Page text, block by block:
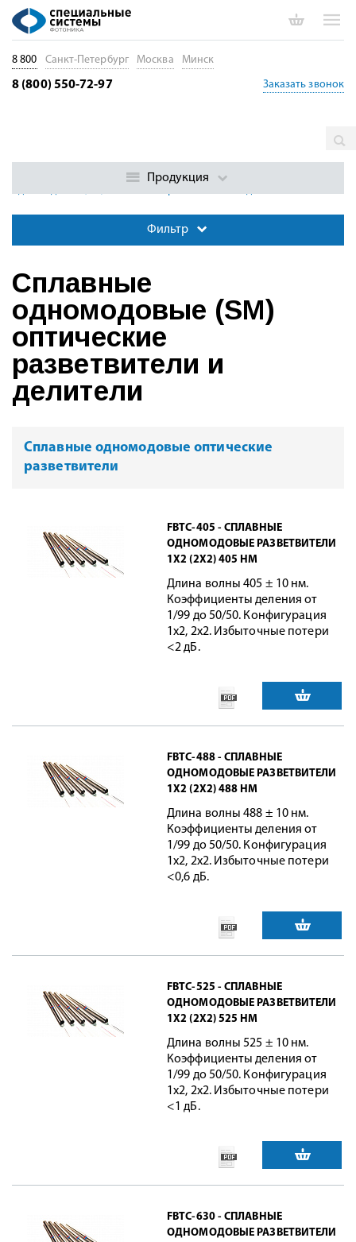
Волоконно-оптические разветвители и делители
Фильтр
Сплавные
одномодовые (SM)
оптические
разветвители и
делители
Сплавные одномодовые оптические
разветвители
FBTC-405 - СПЛАВНЫЕ
ОДНОМОДОВЫЕ РАЗВЕТВИТЕЛИ
1X2 (2X2) 405 НМ
Длина волны 405 ± 10 нм.
Коэффициенты деления от
1/99 до 50/50. Конфигурация
1x2, 2x2. Избыточные потери
<2 дБ.
FBTC-488 - СПЛАВНЫЕ
ОДНОМОДОВЫЕ РАЗВЕТВИТЕЛИ
1X2 (2X2) 488 НМ
Длина волны 488 ± 10 нм.
Коэффициенты деления от
1/99 до 50/50. Конфигурация
1x2, 2x2. Избыточные потери
<0,6 дБ.
FBTC-525 - СПЛАВНЫЕ
ОДНОМОДОВЫЕ РАЗВЕТВИТЕЛИ
1X2 (2X2) 525 НМ
Длина волны 525 ± 10 нм.
Коэффициенты деления от
1/99 до 50/50. Конфигурация
1x2, 2x2. Избыточные потери
<1 дБ.
FBTC-630 - СПЛАВНЫЕ
ОДНОМОДОВЫЕ РАЗВЕТВИТЕЛИ
8 800 Санкт-Петербург Москва Минск
8 (800) 550-72-97 Заказать звонок
Продукция